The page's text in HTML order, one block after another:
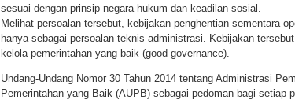
sesuai dengan prinsip negara hukum dan keadilan sosial.
Melihat persoalan tersebut, kebijakan penghentian sementara
hanya sebagai persoalan teknis administrasi. Kebijakan
kelola pemerintahan yang baik (good governance).
Undang-Undang Nomor 30 Tahun 2014 tentang Administrasi
Pemerintahan yang Baik (AUPB) sebagai pedoman bagi setiap